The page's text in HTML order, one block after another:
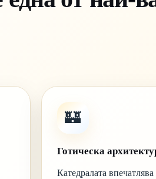
🏰
Готическа
Катедралата